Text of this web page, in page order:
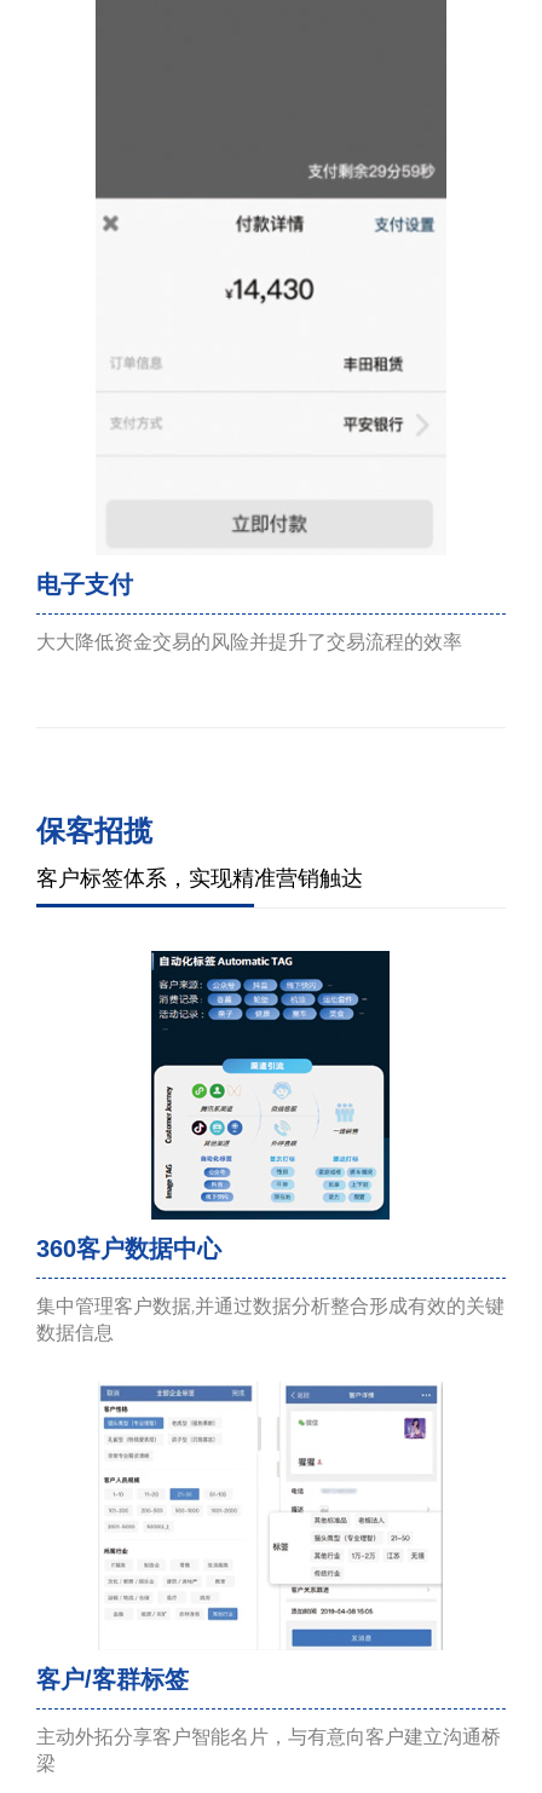
电子支付
大大降低资金交易的风险并提升了交易流程的效率
保客招揽
客户标签体系，实现精准营销触达
360客户数据中心
集中管理客户数据,并通过数据分析整合形成有效的关键
数据信息
客户/客群标签
主动外拓分享客户智能名片，与有意向客户建立沟通桥
梁